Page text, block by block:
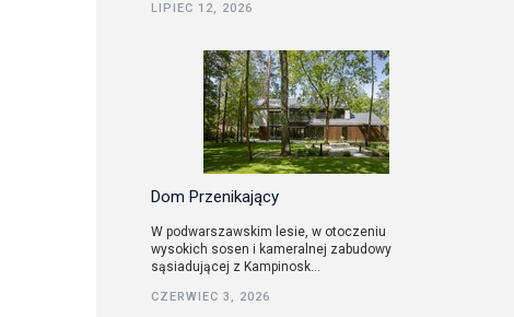
LIPIEC 12, 2026
Dom Przenikający
W podwarszawskim lesie, w otoczeniu
wysokich sosen i kameralnej zabudowy
sąsiadującej z Kampinosk...
CZERWIEC 3, 2026